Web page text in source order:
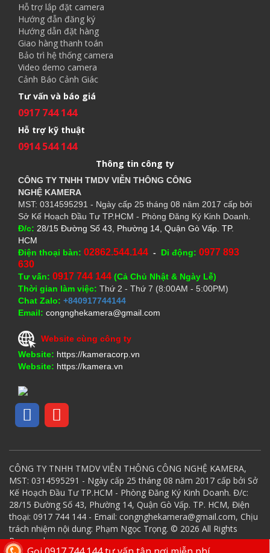
Hỗ trợ lắp đặt camera
Hướng đẫn đăng ký
Hướng dẫn đặt hàng
Giao hàng thanh toán
Bảo trì hệ thống camera
Video demo camera
Cảnh Báo Cảnh Giác
Tư vấn và báo giá
0917 744 144
Hỗ trợ kỹ thuật
0914 544 144
Thông tin công ty
CÔNG TY TNHH TMDV VIỄN THÔNG CÔNG
NGHỆ KAMERA
MST: 0314595291 - Ngày cấp 25 tháng 08 năm 2017 cấp bởi
Sở Kế Hoạch Đầu Tư TP.HCM - Phòng Đăng Ký Kinh Doanh.
Đ/c: 28/15 Đường Số 43, Phường 14, Quận Gò Vấp. TP.
HCM
Điện thoại bàn: 02862.544.144 - Di động: 0977 893
630
Tư vấn: 0917 744 144 (Cả Chủ Nhật & Ngày Lễ)
Thời gian làm việc: Thứ 2 - Thứ 7 (8:00AM - 5:00PM)
Chat Zalo: +840917744144
Email: congnghekamera@gmail.com
Website cùng công ty
Website: https://kameracorp.vn
Website: https://kamera.vn
CÔNG TY TNHH TMDV VIỄN THÔNG CÔNG NGHỆ KAMERA,
MST: 0314595291 - Ngày cấp 25 tháng 08 năm 2017 cấp bởi Sở
Kế Hoạch Đầu Tư TP.HCM - Phòng Đăng Ký Kinh Doanh. Đ/c:
28/15 Đường Số 43, Phường 14, Quận Gò Vấp. TP. HCM, Điện
thoại: 0917 744 144 - Email: congnghekamera@gmail.com, Chịu
trách nhiệm nội dung: Phạm Ngọc Trọng. © 2026 All Rights
Reserved.